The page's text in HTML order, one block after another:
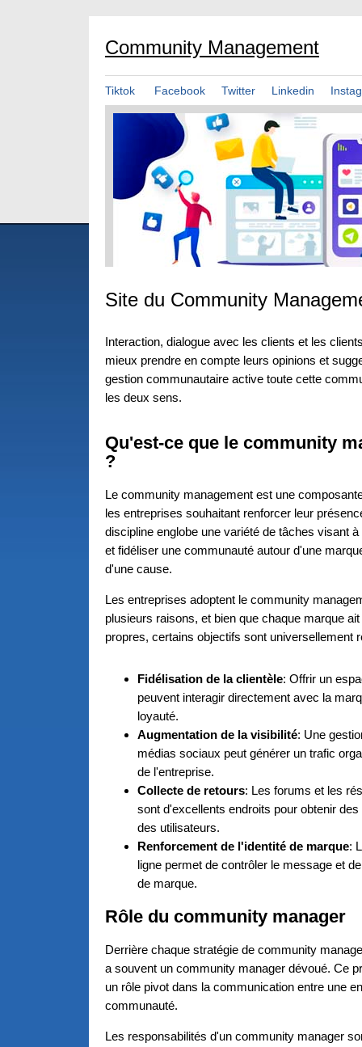
Community Management
Tiktok Facebook Twitter Linkedin
Site du Community
Interaction, dialogue avec les clients et les
mieux prendre en compte leurs opinions et
gestion communautaire active toute cette
les deux sens.
Qu'est-ce que le community
?
Le community management est une
les entreprises souhaitant renforcer leur
discipline englobe une variété de tâches visant
et fidéliser une communauté autour d'une
d'une cause.
Les entreprises adoptent le community
plusieurs raisons, et bien que chaque marque
propres, certains objectifs sont universellement
Fidélisation de la clientèle: Offrir un
peuvent interagir directement avec la
loyauté.
Augmentation de la visibilité: Une
médias sociaux peut générer un trafic
de l'entreprise.
Collecte de retours: Les forums et les
sont d'excellents endroits pour obtenir
des utilisateurs.
Renforcement de l'identité de marque:
ligne permet de contrôler le message et
de marque.
Rôle du community manager
Derrière chaque stratégie de community
a souvent un community manager dévoué. Ce
un rôle pivot dans la communication entre une
communauté.
Les responsabilités d'un community manager